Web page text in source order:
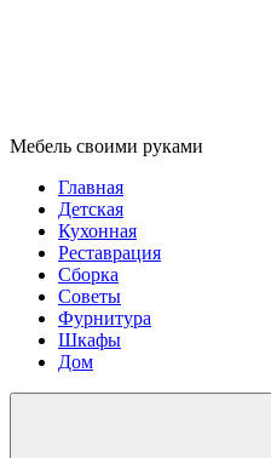
Мебель своими руками
Главная
Детская
Кухонная
Реставрация
Сборка
Советы
Фурнитура
Шкафы
Дом